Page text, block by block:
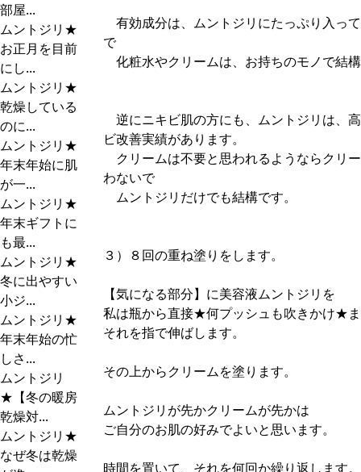
部屋...
ムントジリ★
お正月を目前
にし...
ムントジリ★
乾燥している
のに...
ムントジリ★
年末年始に肌
が一...
ムントジリ★
年末ギフトに
も最...
ムントジリ★
冬に出やすい
小ジ...
ムントジリ★
年末年始の忙
しさ...
ムントジリ
★【冬の暖房
乾燥対...
ムントジリ★
なぜ冬は乾燥
有効成分は、ムントジリにたっぷり入っ
で
化粧水やクリームは、お持ちのモノで結
逆にニキビ肌の方にも、ムントジリは、
ビ改善実績があります。
クリームは不要と思われるようならクリ
わないで
ムントジリだけでも結構です。
３）８回の重ね塗りをします。
【気になる部分】に美容液ムントジリを
私は瓶から直接★何プッシュも吹きかけ★
それを指で伸ばします。
その上からクリームを塗ります。
ムントジリが先かクリームが先かは
ご自分のお肌の好みでよいと思います。
時間を置いて、それを何回か繰り返します。